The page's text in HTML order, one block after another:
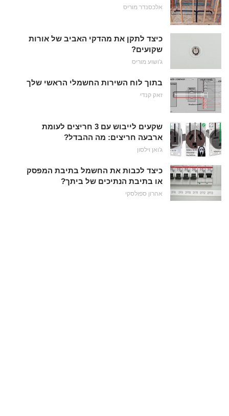
אלכסנדר מוריס
כיצד לתקן את מהדקי האביב של אורות
שקועים?
ג'ושוע מוריס
בתוך לוח השירות החשמלי הראשי שלך
זאק קנדי
שקעים לייבוש עם 3 חריצים לעומת
ארבעה חריצים: מה ההבדל?
ג'ואן וילסון
כיצד לכבות את החשמל בתיבת המפסק
או בתיבת הנתיכים של ביתך?
אהרון ספולסקי